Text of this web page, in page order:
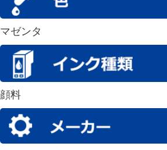
マゼンタ
顔料